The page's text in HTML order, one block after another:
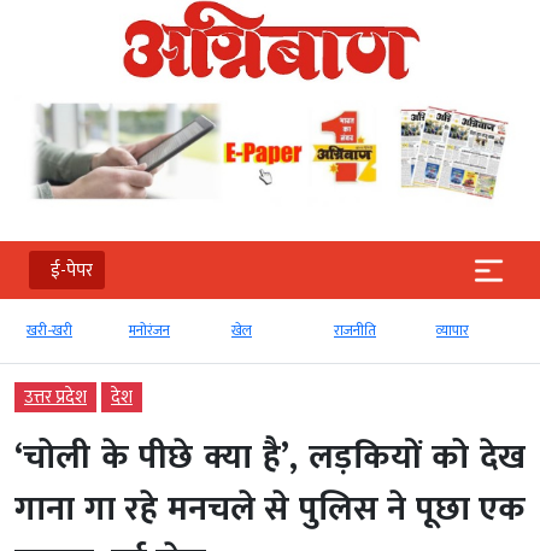
ई-पेपर
खरी-खरी मनोरंजन खेल राजनीति व्‍यापार
उत्तर प्रदेश देश
‘चोली के पीछे क्या है’, लड़कियों को देख
गाना गा रहे मनचले से पुलिस ने पूछा एक